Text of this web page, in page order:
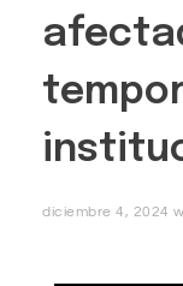
diciembre 4, 2024